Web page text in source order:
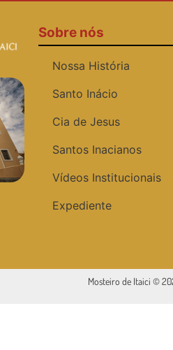
Sobre nós
Nossa História
Santo Inácio
Cia de Jesus
Santos Inacianos
Vídeos Institucionais
Expediente
Mosteiro de Itaici ©